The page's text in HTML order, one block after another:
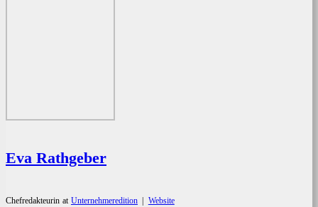
Eva Rathgeber
Chefredakteurin at Unternehmeredition Website